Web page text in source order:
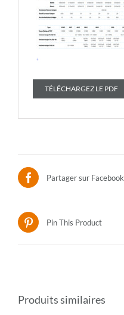
TÉLÉCHARGEZ LE PDF
Partager sur Facebook
Pin This Product
Produits similaires